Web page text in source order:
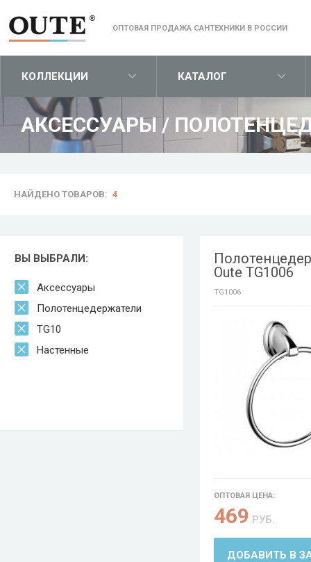
ОПТОВАЯ ПРОДАЖА САНТЕХНИКИ В РОССИИ
КОЛЛЕКЦИИ КАТАЛОГ
АКСЕССУАРЫ/
НАЙДЕНО ТОВАРОВ: 4
ВЫ ВЫБРАЛИ:
Аксессуары
Полотенцедержатели
TG10
Настенные
Oute TG1006
TG1006
ОПТОВАЯ ЦЕНА:
469 РУБ.
ДОБАВИТЬ В